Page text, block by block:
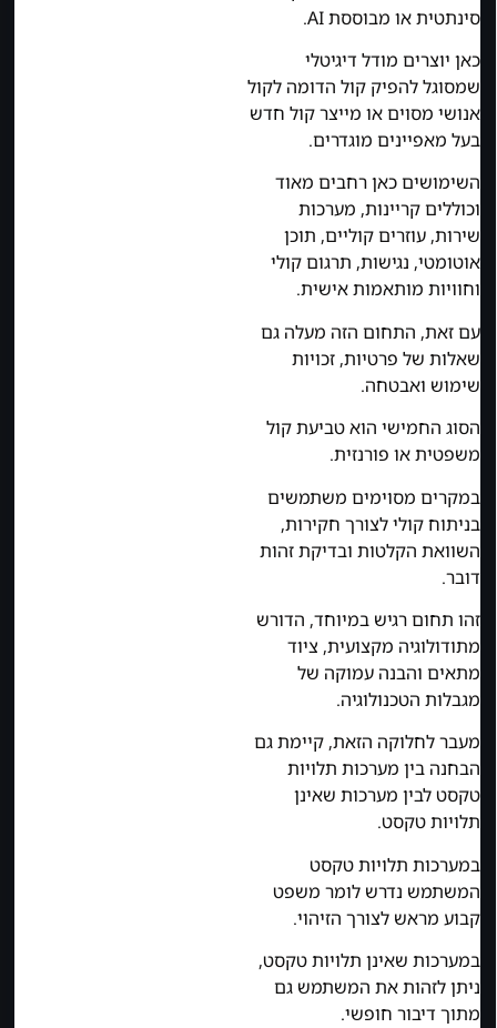
סינתטית או מבוססת AI.
כאן יוצרים מודל דיגיטלי
שמסוגל להפיק קול הדומה לקול
אנושי מסוים או מייצר קול חדש
בעל מאפיינים מוגדרים.
השימושים כאן רחבים מאוד
וכוללים קריינות, מערכות
שירות, עוזרים קוליים, תוכן
אוטומטי, נגישות, תרגום קולי
וחוויות מותאמות אישית.
עם זאת, התחום הזה מעלה גם
שאלות של פרטיות, זכויות
שימוש ואבטחה.
הסוג החמישי הוא טביעת קול
משפטית או פורנזית.
במקרים מסוימים משתמשים
בניתוח קולי לצורך חקירות,
השוואת הקלטות ובדיקת זהות
דובר.
זהו תחום רגיש במיוחד, הדורש
מתודולוגיה מקצועית, ציוד
מתאים והבנה עמוקה של
מגבלות הטכנולוגיה.
מעבר לחלוקה הזאת, קיימת גם
הבחנה בין מערכות תלויות
טקסט לבין מערכות שאינן
תלויות טקסט.
במערכות תלויות טקסט
המשתמש נדרש לומר משפט
קבוע מראש לצורך הזיהוי.
במערכות שאינן תלויות טקסט,
ניתן לזהות את המשתמש גם
מתוך דיבור חופשי.